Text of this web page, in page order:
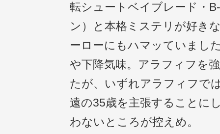
転シュートベイブレード・
ン）と本格ミステリが好き
ーローにもハマッていまし
や下降気味。アラフィフを
たが、いずれアラフィフで
遠の35歳を主張することに
わないところが控えめ。